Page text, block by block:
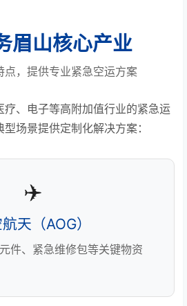
眉山核心产业
点，提供专业紧急空运方案
疗、电子等高附加值行业的紧急运
场景提供定制化解决方案：
✈️
天（AOG）
件、紧急维修包等关键物资